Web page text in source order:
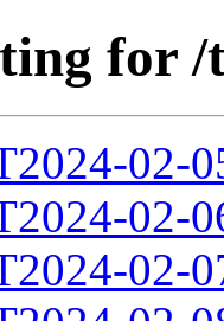
for
02-
02-
02-